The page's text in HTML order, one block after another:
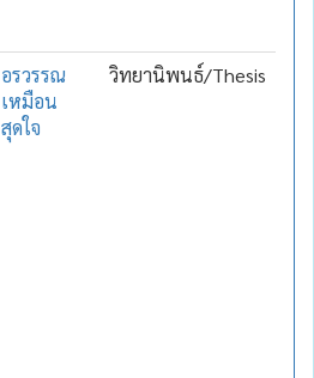
อรวรรณ
เหมือน
สุดใจ
วิทยานิพนธ์/Thesis